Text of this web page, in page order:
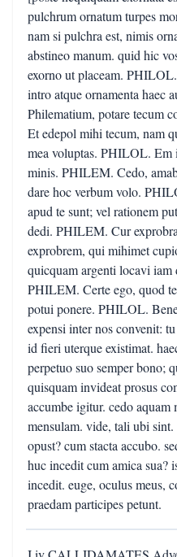
pulchrum ornatum turpes
nam si pulchra est, nimis
abstineo manum. quid hic
exorno ut placeam.
intro atque ornamenta haec
Philematium, potare tecum
Et edepol mihi tecum, nam
mea voluptas. PHILOL. Em
minis. PHILEM. Cedo,
dare hoc verbum volo.
apud te sunt; vel rationem
dedi. PHILEM. Cur
exprobrem, qui mihimet
quicquam argenti locavi iam
PHILEM. Certe ego, quod
potui ponere. PHILOL.
expensi inter nos convenit:
id fieri uterque existimat.
perpetuo suo semper bono;
quisquam invideat prosus
accumbe igitur. cedo aquam
mensulam. vide, tali ubi
opust? cum stacta accubo.
huc incedit cum amica sua?
incedit. euge, oculus meus,
praedam participes petunt.